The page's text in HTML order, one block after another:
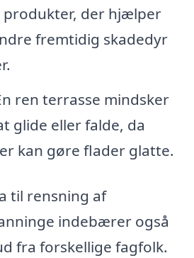
produkter, der hjælper
fremtidig skadedyr
ren terrasse mindsker
glide eller falde, da
kan gøre flader glatte.
til rensning af
indebærer også
fra forskellige fagfolk.